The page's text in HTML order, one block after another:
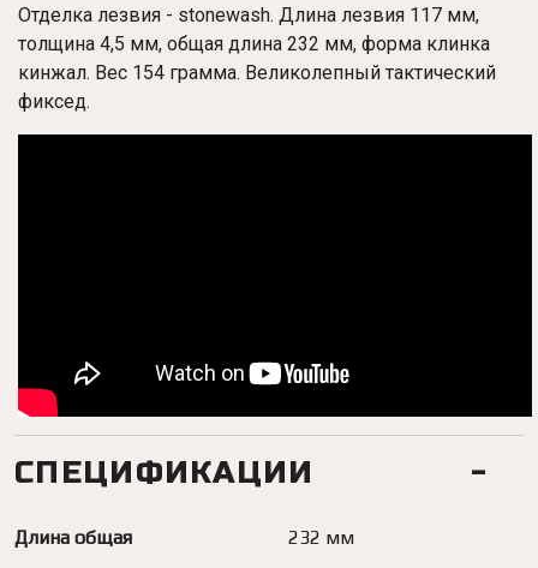
Отделка лезвия - stonewash. Длина лезвия 117 мм,
толщина 4,5 мм, общая длина 232 мм, форма клинка
кинжал. Вес 154 грамма. Великолепный тактический
фиксед.
СПЕЦИФИКАЦИИ
Длина общая 232 мм